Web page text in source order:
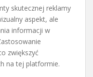
skutecznej reklamy
aspekt, ale
informacji w
zwiększyć
na tej platformie.